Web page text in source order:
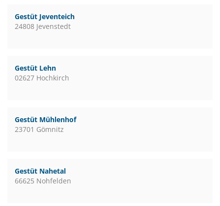
Gestüt Jeventeich
24808 Jevenstedt
Gestüt Lehn
02627 Hochkirch
Gestüt Mühlenhof
23701 Gömnitz
Gestüt Nahetal
66625 Nohfelden